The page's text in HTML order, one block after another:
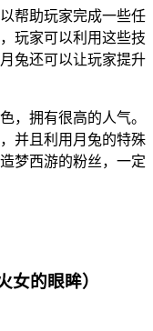
帮助玩家完成一些任
玩家可以利用这些技
兔还可以让玩家提升
，拥有很高的人气。
并且利用月兔的特殊
梦西游的粉丝，一定
女的眼眸）